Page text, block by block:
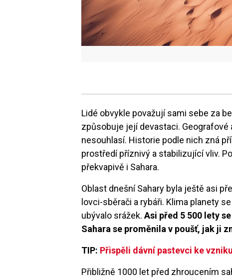
Lidé obvykle považují sami sebe za
způsobuje její devastaci.
nesouhlasí. Historie podle nich zná
prostředí příznivý a stabilizující vliv.
překvapivě i Sahara.
Oblast dnešní Sahary byla ještě asi
lovci-sběrači a rybáři. Klima planety
ubývalo srážek.Asi před 5 500 lety
Sahara se proměnila v poušť, jak ji
TIP: Přispěli dávní pastevci ke
Přibližně 1000 let před zhroucením